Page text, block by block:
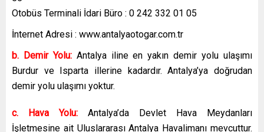
Otobüs Terminali İdari Büro : 0 242 332 01 05
İnternet Adresi : www.antalyaotogar.com.tr
b. Demir Yolu: Antalya iline en yakın demir yolu ulaşımı
Burdur ve Isparta illerine kadardır. Antalya’ya doğrudan
demir yolu ulaşımı yoktur.
c. Hava Yolu:
Antalya’da Devlet Hava Meydanları
İşletmesine ait Uluslararası Antalya Havalimanı mevcuttur.